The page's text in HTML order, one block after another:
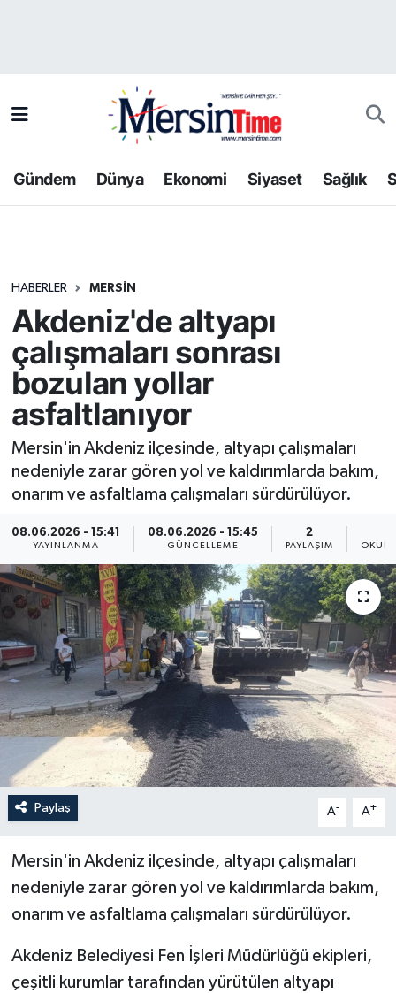
Gündem Dünya Ekonomi Siyaset Sağlık
HABERLER MERSIN
Akdeniz'de altyapı
çalışmaları sonrası
bozulan yollar
asfaltlanıyor
Mersin'in Akdeniz ilçesinde, altyapı çalışmaları
nedeniyle zarar gören yol ve kaldırımlarda bakım,
onarım ve asfaltlama çalışmaları sürdürülüyor.
08.06.2026 - 15:41
YAYINLANMA
08.06.2026 - 15:45
GÜNCELLEME
2
PAYLAŞIM
Paylaş A- A+
Mersin'in Akdeniz ilçesinde, altyapı çalışmaları
nedeniyle zarar gören yol ve kaldırımlarda bakım,
onarım ve asfaltlama çalışmaları sürdürülüyor.
Akdeniz Belediyesi Fen İşleri Müdürlüğü ekipleri,
çeşitli kurumlar tarafından yürütülen altyapı
Bilim-Teknoloji
Dünya
Ekonomi
Gündem
Kültür-Sanat
Resmi İlan
Sağlık
Spor
Yaşam
Trafik Durumu
Tüm Manşetler
Haber Arşivi